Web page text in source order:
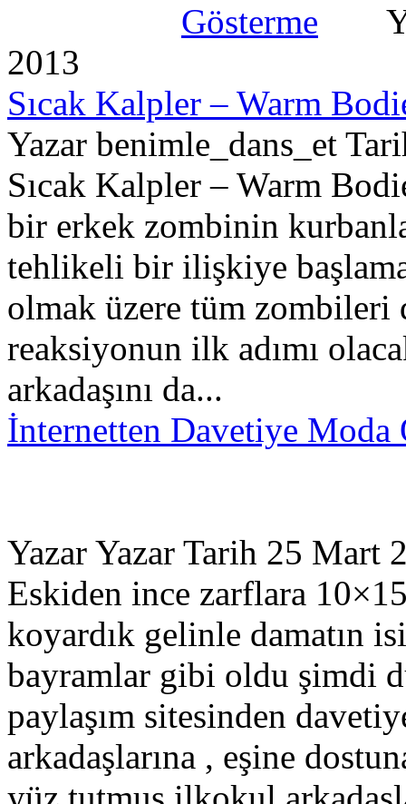
2013
Sıcak Kalpler – Warm
Yazar benimle_dans_et
Sıcak Kalpler – Warm
bir erkek zombinin
tehlikeli bir ilişkiye
olmak üzere tüm
reaksiyonun ilk adımı
arkadaşını da...
İnternetten Davetiye Moda
Yazar Yazar Tarih 25 Mart
Eskiden ince zarflara
koyardık gelinle damatın
bayramlar gibi oldu şimdi
paylaşım sitesinden
arkadaşlarına , eşine